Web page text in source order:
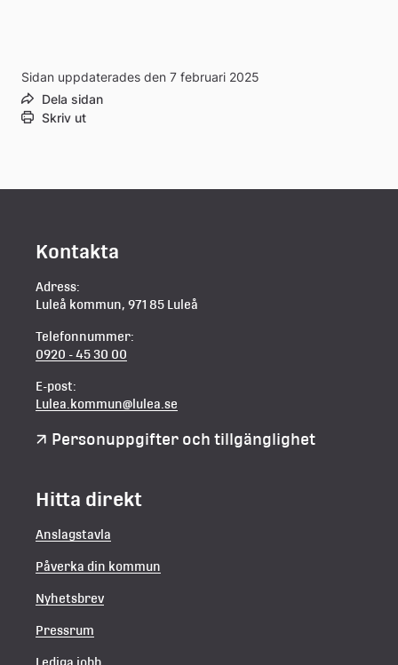
Sidan uppdaterades den 7 februari 2025
Dela sidan
Skriv ut
Kontakta
Adress:
Luleå kommun, 971 85 Luleå
Telefonnummer:
0920 - 45 30 00
E-post:
Lulea.kommun@lulea.se
Personuppgifter och tillgänglighet
Hitta direkt
Anslagstavla
Påverka din kommun
Nyhetsbrev
Pressrum